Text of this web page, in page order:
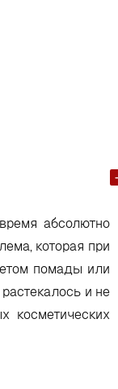
абсолютно
которая при
помады или
и не
косметических